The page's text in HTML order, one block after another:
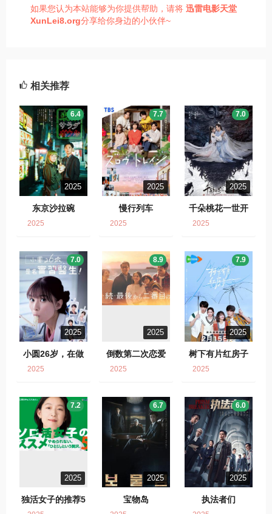
如果您认为本站能够为你提供帮助，请将 迅雷电影天堂
XunLei8.org分享给你身边的小伙伴~
相关推荐
2025
东京沙拉碗
6.4
2025
2025
慢行列车
7.7
2025
2025
千朵桃花一世开
7.0
2025
2025
小圆26岁，在做
实习医生！
7.0
2025
2025
倒数第二次恋爱
8.9
2025
2025
树下有片红房子
7.9
2025
2025
独活女子的推荐5
7.2
2025
宝物岛
6.7
2025
执法者们
6.0